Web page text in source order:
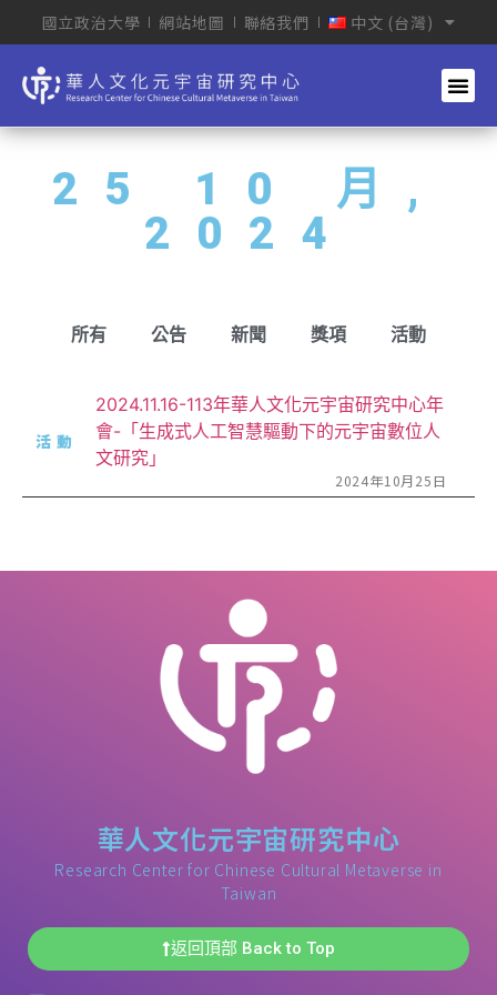
國立政治大學 網站地圖 聯絡我們 中文 (台灣)
25 10 月,
2024
所有 公告 新聞 獎項 活動
活動
2024.11.16-113年華人文化元宇宙研究中心年
會-「生成式人工智慧驅動下的元宇宙數位人
文研究」
2024年10月25日
華人文化元宇宙研究中心
Research Center for Chinese Cultural Metaverse in
Taiwan
返回頂部 Back to Top